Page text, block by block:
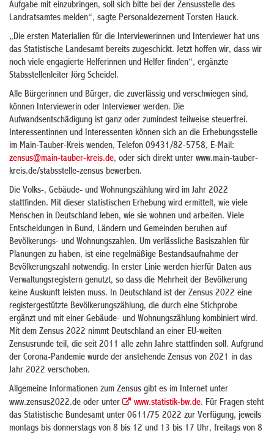
Aufgabe mit einzubringen, soll sich bitte bei der Zensusstelle des
Landratsamtes melden“, sagte Personaldezernent Torsten Hauck.
„Die ersten Materialien für die Interviewerinnen und Interviewer hat uns
das Statistische Landesamt bereits zugeschickt. Jetzt hoffen wir, dass wir
noch viele engagierte Helferinnen und Helfer finden“, ergänzte
Stabsstellenleiter Jörg Scheidel.
Alle Bürgerinnen und Bürger, die zuverlässig und verschwiegen sind,
können Interviewerin oder Interviewer werden. Die
Aufwandsentschädigung ist ganz oder zumindest teilweise steuerfrei.
Interessentinnen und Interessenten können sich an die Erhebungsstelle
im Main-Tauber-Kreis wenden, Telefon 09431/82-5758, E-Mail:
zensus@main-tauber-kreis.de, oder sich direkt unter www.main-tauber-
kreis.de/stabsstelle-zensus bewerben.
Die Volks-, Gebäude- und Wohnungszählung wird im Jahr 2022
stattfinden. Mit dieser statistischen Erhebung wird ermittelt, wie viele
Menschen in Deutschland leben, wie sie wohnen und arbeiten. Viele
Entscheidungen in Bund, Ländern und Gemeinden beruhen auf
Bevölkerungs- und Wohnungszahlen. Um verlässliche Basiszahlen für
Planungen zu haben, ist eine regelmäßige Bestandsaufnahme der
Bevölkerungszahl notwendig. In erster Linie werden hierfür Daten aus
Verwaltungsregistern genutzt, so dass die Mehrheit der Bevölkerung
keine Auskunft leisten muss. In Deutschland ist der Zensus 2022 eine
registergestützte Bevölkerungszählung, die durch eine Stichprobe
ergänzt und mit einer Gebäude- und Wohnungszählung kombiniert wird.
Mit dem Zensus 2022 nimmt Deutschland an einer EU-weiten
Zensusrunde teil, die seit 2011 alle zehn Jahre stattfinden soll. Aufgrund
der Corona-Pandemie wurde der anstehende Zensus von 2021 in das
Jahr 2022 verschoben.
Allgemeine Informationen zum Zensus gibt es im Internet unter
www.zensus2022.de oder unter
www.statistik-bw.de. Für Fragen steht
das Statistische Bundesamt unter 0611/75 2022 zur Verfügung, jeweils
montags bis donnerstags von 8 bis 12 und 13 bis 17 Uhr, freitags von 8